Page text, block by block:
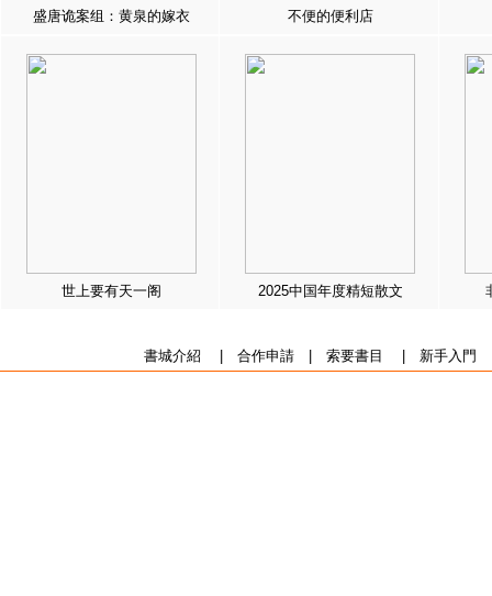
盛唐诡案组：黄泉的嫁衣 不便的便利店
世上要有天一阁 2025中国年度精短散文
書城介紹 合作申請| 索要書目 新手入門